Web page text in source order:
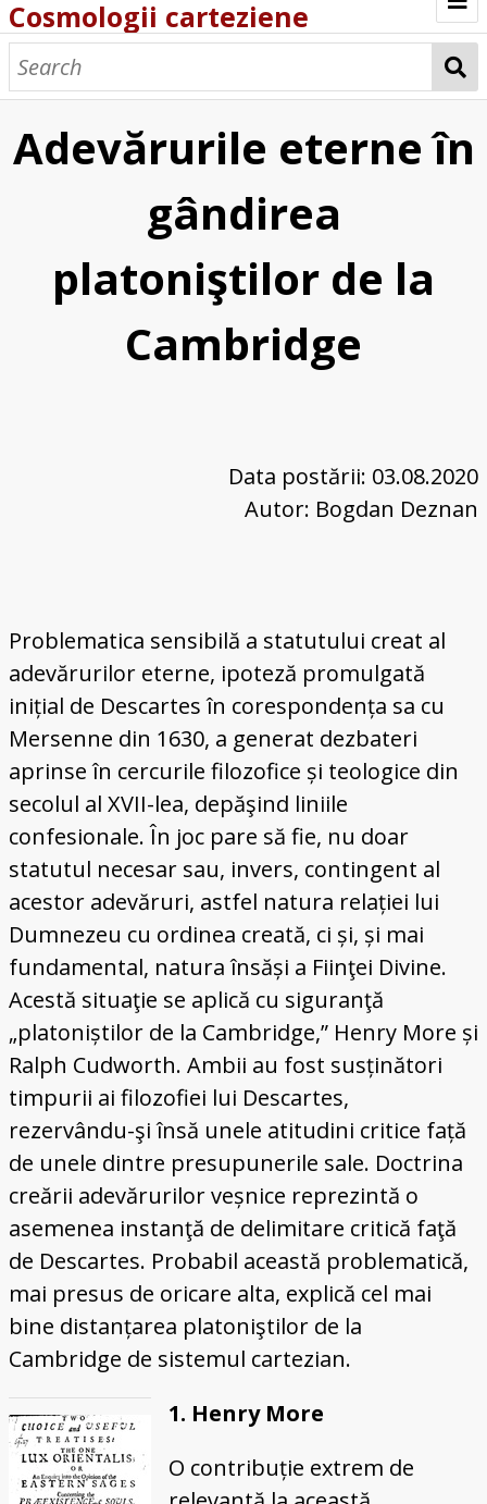
Cosmologii carteziene
Home
Cosmologia carteziană și fizica mozaică
Johannes Amerpoel, Cartesius Mosaizans
Fizică celestă și polemică copernicană
Adevărurile eterne în gândirea
platoniştilor de la Cambridge
Descartes și proiectul unei interpretări a
Adevărurile eterne în
gândirea
platoniştilor de la
Cambridge
Data postării: 03.08.2020
Autor: Bogdan Deznan
Problematica sensibilă a statutului creat al
adevărurilor eterne, ipoteză promulgată
inițial de Descartes în corespondența sa cu
Mersenne din 1630, a generat dezbateri
aprinse în cercurile filozofice și teologice din
secolul al XVII-lea, depăşind liniile
confesionale. În joc pare să fie, nu doar
statutul necesar sau, invers, contingent al
acestor adevăruri, astfel natura relației lui
Dumnezeu cu ordinea creată, ci și, și mai
fundamental, natura însăși a Fiinţei Divine.
Acestă situaţie se aplică cu siguranţă
„platoniștilor de la Cambridge,” Henry More și
Ralph Cudworth. Ambii au fost susținători
timpurii ai filozofiei lui Descartes,
rezervându-şi însă unele atitudini critice față
de unele dintre presupunerile sale. Doctrina
creării adevărurilor veșnice reprezintă o
asemenea instanţă de delimitare critică faţă
de Descartes. Probabil această problematică,
mai presus de oricare alta, explică cel mai
bine distanțarea platoniştilor de la
Cambridge de sistemul cartezian.
1. Henry More
O contribuție extrem de